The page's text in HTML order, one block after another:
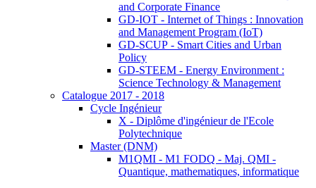
and Corporate Finance
GD-IOT - Internet of Things : Innovation
and Management Program (IoT)
GD-SCUP - Smart Cities and Urban
Policy
GD-STEEM - Energy Environment :
Science Technology & Management
Catalogue 2017 - 2018
Cycle Ingénieur
X - Diplôme d'ingénieur de l'Ecole
Polytechnique
Master (DNM)
M1QMI - M1 FODQ - Maj. QMI -
Quantique, mathematiques, informatique